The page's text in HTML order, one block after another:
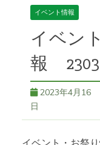
イベント情報
イベン
報 2303
2023年4月16
日